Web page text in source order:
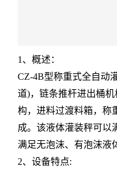
1、概述：
CZ-4B型称重式全自动
道)，链条推杆进出桶
构，进料过渡料箱，称
成。该液体灌装秤可以
满足无泡沫、有泡沫液
2、设备特点: